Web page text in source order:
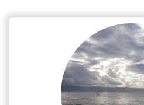
Corse du Sud,
moins de 400 m
Capu Seninu
studio au T3,